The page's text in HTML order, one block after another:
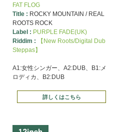
FAT FLOG
Title : ROCKY MOUNTAIN / REAL
ROOTS ROCK
Label : PURPLE FADE(UK)
Riddim :
【New Roots/Digital Dub
Steppas】
A1:女性シンガー、A2:DUB、B1:メ
ロディカ、B2:DUB
詳しくはこちら